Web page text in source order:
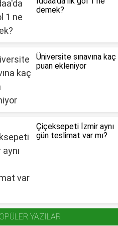
demek?
Üniversite sınavına kaç
puan ekleniyor
Çiçeksepeti İzmir aynı
gün teslimat var mı?
YAZILAR